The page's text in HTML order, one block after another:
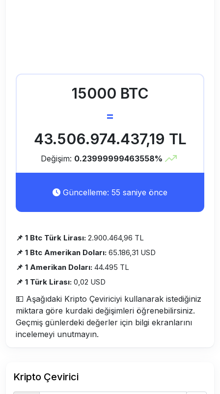
15000 BTC
=
43.506.974.437,19 TL
Değişim: 0.23999999463558%
Güncelleme: 55 saniye önce
📌 1 Btc Türk Lirası: 2.900.464,96 TL
📌 1 Btc Amerikan Doları: 65.186,31 USD
📌 1 Amerikan Doları: 44.495 TL
📌 1 Türk Lirası: 0,02 USD
💵 Aşağıdaki Kripto Çeviriciyi kullanarak istediğiniz
miktara göre kurdaki değişimleri öğrenebilirsiniz.
Geçmiş günlerdeki değerler için bilgi ekranlarını
incelemeyi unutmayın.
Kripto Çevirici